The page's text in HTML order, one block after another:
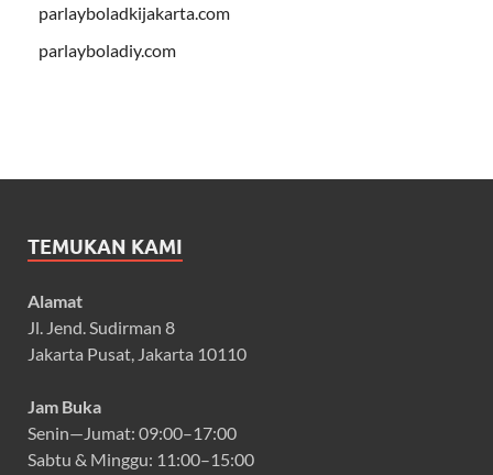
parlayboladkijakarta.com
parlayboladiy.com
TEMUKAN KAMI
Alamat
Jl. Jend. Sudirman 8
Jakarta Pusat, Jakarta 10110
Jam Buka
Senin—Jumat: 09:00–17:00
Sabtu & Minggu: 11:00–15:00